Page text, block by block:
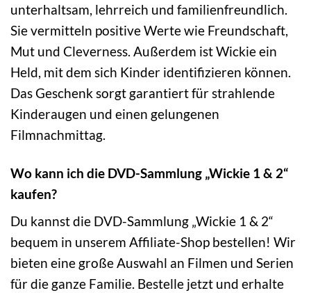
unterhaltsam, lehrreich und familienfreundlich.
Sie vermitteln positive Werte wie Freundschaft,
Mut und Cleverness. Außerdem ist Wickie ein
Held, mit dem sich Kinder identifizieren können.
Das Geschenk sorgt garantiert für strahlende
Kinderaugen und einen gelungenen
Filmnachmittag.
Wo kann ich die DVD-Sammlung „Wickie 1 & 2“
kaufen?
Du kannst die DVD-Sammlung „Wickie 1 & 2“
bequem in unserem Affiliate-Shop bestellen! Wir
bieten eine große Auswahl an Filmen und Serien
für die ganze Familie. Bestelle jetzt und erhalte